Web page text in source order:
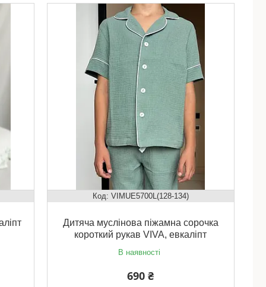
VIMUЕ5700L(128-134)
Дитяча муслінова піжамна сорочка
короткий рукав VIVA, евкаліпт
В наявності
690 ₴